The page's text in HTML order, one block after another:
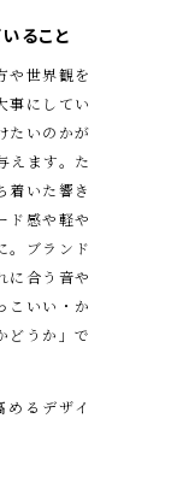
ること
や世界観を
事にしてい
たいのかが
えます。た
着いた響き
ド感や軽や
。ブランド
に合う音や
こいい・か
どうか」で
るデザイ